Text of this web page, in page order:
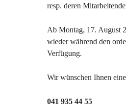
resp. deren
Ab Montag, 17. August
wieder während den
Verfügung.
Wir wünschen Ihnen
041 935 44 55